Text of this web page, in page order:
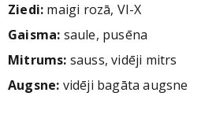
Ziedi: maigi rozā, VI-X
Gaisma: saule, pusēna
Mitrums: sauss, vidēji mitrs
Augsne: vidēji bagāta augsne